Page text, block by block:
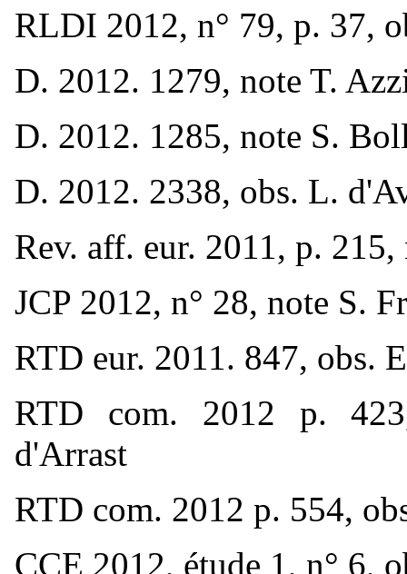
RLDI 2012, n° 79, p. 37,
D. 2012. 1279, note T.
D. 2012. 1285, note S.
D. 2012. 2338, obs. L.
Rev. aff. eur. 2011, p.
JCP 2012, n° 28, note S.
RTD eur. 2011. 847, obs.
RTD com. 2012 p.
d'Arrast
RTD com. 2012 p. 554,
CCE 2012, étude 1, n° 6,